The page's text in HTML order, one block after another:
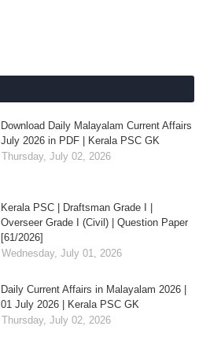
Download Daily Malayalam Current Affairs
July 2026 in PDF | Kerala PSC GK
Thursday, July 02, 2026
Kerala PSC | Draftsman Grade I |
Overseer Grade I (Civil) | Question Paper
[61/2026]
Wednesday, July 01, 2026
Daily Current Affairs in Malayalam 2026 |
01 July 2026 | Kerala PSC GK
Thursday, July 02, 2026